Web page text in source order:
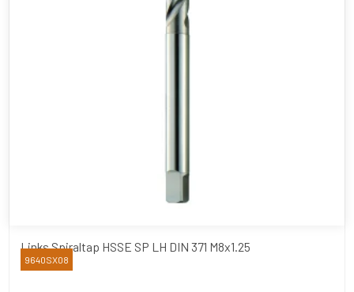
Links Spiraltap HSSE SP LH DIN 371 M8x1.25
YAMAWA
9640SX08